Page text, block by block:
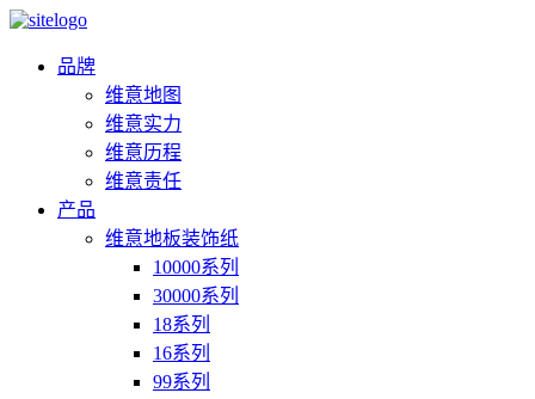
品牌
维意地图
维意实力
维意历程
维意责任
产品
维意地板装饰纸
10000系列
30000系列
18系列
16系列
99系列